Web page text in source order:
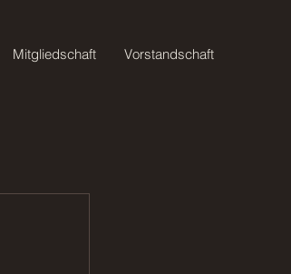
Mitgliedschaft Vorstandschaft